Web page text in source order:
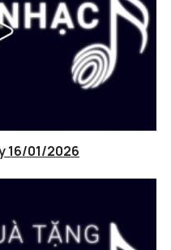
16/01/2026